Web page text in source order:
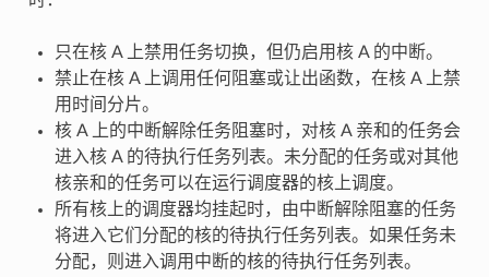
只在核 A 上禁用任务切换，但仍启用核 A 的中断。
禁止在核 A 上调用任何阻塞或让出函数，在核 A 上禁
用时间分片。
核 A 上的中断解除任务阻塞时，对核 A 亲和的任务会
进入核 A 的待执行任务列表。未分配的任务或对其他
核亲和的任务可以在运行调度器的核上调度。
所有核上的调度器均挂起时，由中断解除阻塞的任务
将进入它们分配的核的待执行任务列表。如果任务未
分配，则进入调用中断的核的待执行任务列表。